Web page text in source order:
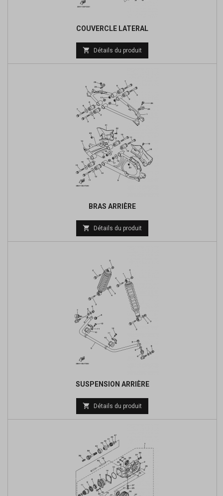
COUVERCLE LATERAL
Prix
de
 Détails du produit
BRAS ARRIÈRE
Prix
de
 Détails du produit
SUSPENSION ARRIÈRE
Prix
de
 Détails du produit